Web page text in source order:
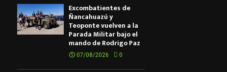
Excombatientes de
Ñancahuazú y
Teoponte vuelven a la
Parada Militar bajo el
mando de Rodrigo Paz
07/08/2026 0